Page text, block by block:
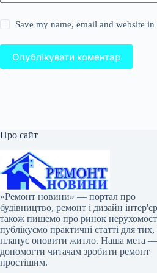
Save my name, email and website
Опублікувати коментар
Про сайт
«Ремонт новини» — портал про
будівництво, ремонт і дизайн
також пишемо про ринок
публікуємо практичні статті для тих,
планує оновити житло. Наша мета —
допомогти читачам зробити ремонт
простішим.